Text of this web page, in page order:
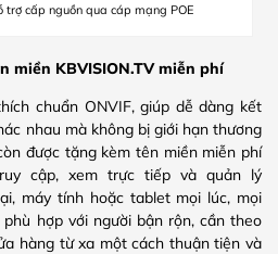
cấp nguồn qua cáp mạng POE
miền KBVISION.TV miễn phí
chuẩn ONVIF, giúp dễ dàng kết
nhau mà không bị giới hạn thương
được tặng kèm tên miền miễn phí
cập, xem trực tiếp và quản lý
máy tính hoặc tablet mọi lúc, mọi
hợp với người bận rộn, cần theo
hàng từ xa một cách thuận tiện và